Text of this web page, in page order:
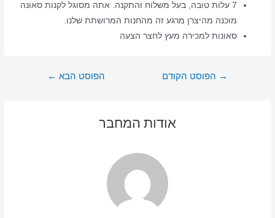
7 עלות טובה, בעל משלוח והתקנה. אתה מסוגל לקנות סאונה
מוכנה מהיצרן מרגע זה מהחנות המרושתת שלנו.
סאונות למכירה מעץ לחצר הצעה
→ הפוסט הקודם הפוסט הבא ←
אודות המחבר